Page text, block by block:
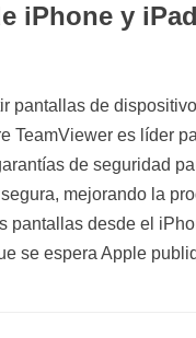
iPhone y
pantallas de
TeamViewer es líder
de seguridad
mejorando la
pantallas desde el
se espera Apple